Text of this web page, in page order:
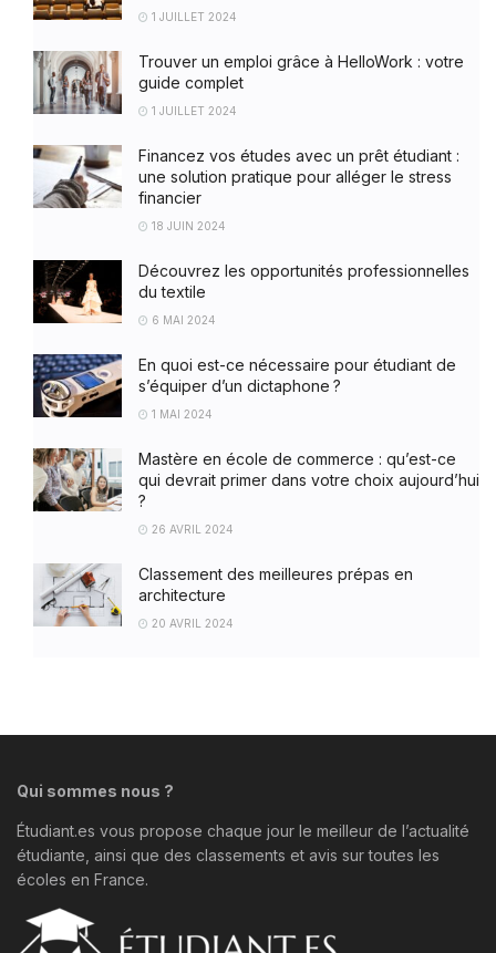
1 JUILLET 2024
Trouver un emploi grâce à HelloWork : votre
guide complet
1 JUILLET 2024
Financez vos études avec un prêt étudiant :
une solution pratique pour alléger le stress
financier
18 JUIN 2024
Découvrez les opportunités professionnelles
du textile
6 MAI 2024
En quoi est-ce nécessaire pour étudiant de
s’équiper d’un dictaphone ?
1 MAI 2024
Mastère en école de commerce : qu’est-ce
qui devrait primer dans votre choix aujourd’hui
?
26 AVRIL 2024
Classement des meilleures prépas en
architecture
20 AVRIL 2024
Qui sommes nous ?
Étudiant.es vous propose chaque jour le meilleur de l’actualité
étudiante, ainsi que des classements et avis sur toutes les
écoles en France.